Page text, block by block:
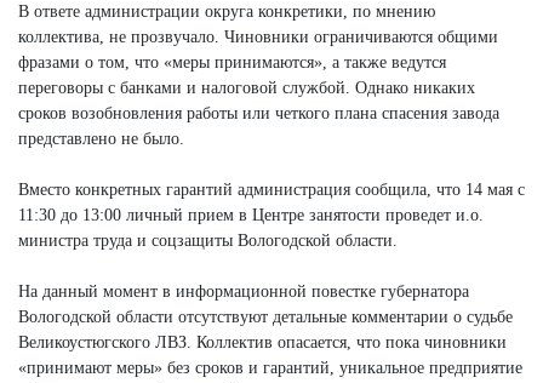
В ответе администрации округа конкретики, по мнению
коллектива, не прозвучало. Чиновники ограничиваются общими
фразами о том, что «меры принимаются», а также ведутся
переговоры с банками и налоговой службой. Однако никаких
сроков возобновления работы или четкого плана спасения завода
представлено не было.
Вместо конкретных гарантий администрация сообщила, что 14 мая с
11:30 до 13:00 личный прием в Центре занятости проведет и.о.
министра труда и соцзащиты Вологодской области.
На данный момент в информационной повестке губернатора
Вологодской области отсутствуют детальные комментарии о судьбе
Великоустюгского ЛВЗ. Коллектив опасается, что пока чиновники
«принимают меры» без сроков и гарантий, уникальное предприятие